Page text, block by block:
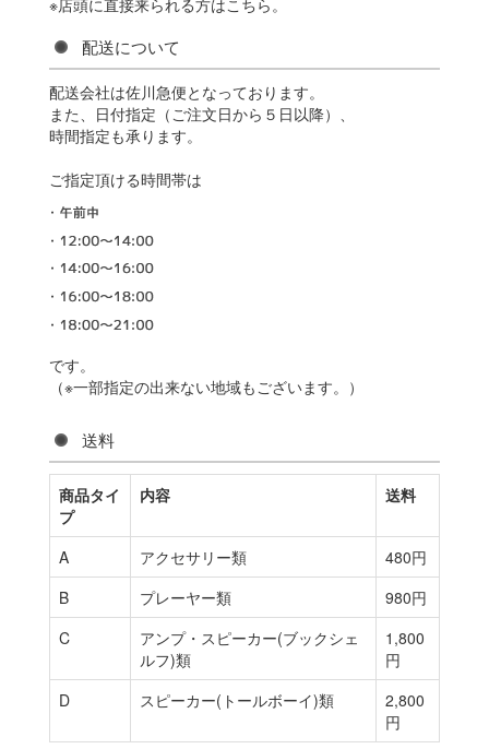
配送について
配送会社は佐川急便となっております。
また、日付指定（ご注文日から５日以降）、
時間指定も承ります。
ご指定頂ける時間帯は
です。
（※一部指定の出来ない地域もございます。）
送料
商品タイ
プ
内容 送料
A アクセサリー類
480円
B
プレーヤー類
980円
C
アンプ・スピーカー(ブックシェ
ルフ)類
1,800
円
D
スピーカー(トールボーイ)類
2,800
円